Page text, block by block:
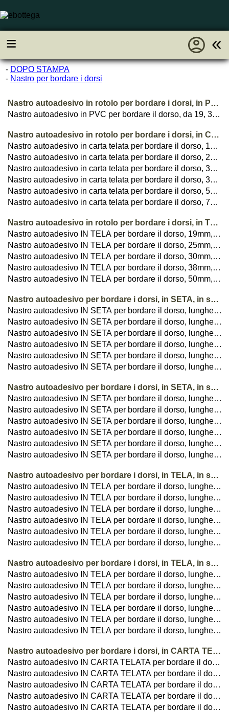
≡ «
account_circle
- DOPO STAMPA
- Nastro per bordare i dorsi
Nastro autoadesivo in rotolo per bordare i dorsi, in PVC
Nastro autoadesivo in PVC per bordare il dorso, da 19, 30, 38, 50mm, BEST PRICE
Nastro autoadesivo in rotolo per bordare i dorsi, in CARTA TELATA
Nastro autoadesivo in carta telata per bordare il dorso, 19mm, BEST PRICE
Nastro autoadesivo in carta telata per bordare il dorso, 25mm, BEST PRICE
Nastro autoadesivo in carta telata per bordare il dorso, 30mm, BEST PRICE
Nastro autoadesivo in carta telata per bordare il dorso, 38mm, BEST PRICE
Nastro autoadesivo in carta telata per bordare il dorso, 50mm, BEST PRICE
Nastro autoadesivo in carta telata per bordare il dorso, 75mm, BEST PRICE
Nastro autoadesivo in rotolo per bordare i dorsi, in TELA
Nastro autoadesivo IN TELA per bordare il dorso, 19mm, ALTA QUALITA
Nastro autoadesivo IN TELA per bordare il dorso, 25mm, ALTA QUALITA
Nastro autoadesivo IN TELA per bordare il dorso, 30mm, ALTA QUALITA
Nastro autoadesivo IN TELA per bordare il dorso, 38mm, ALTA QUALITA
Nastro autoadesivo IN TELA per bordare il dorso, 50mm, ALTA QUALITA
Nastro autoadesivo per bordare i dorsi, in SETA, in spezzoni da 34cm
Nastro autoadesivo IN SETA per bordare il dorso, lunghezza: 34cm, altezza: 19mm
Nastro autoadesivo IN SETA per bordare il dorso, lunghezza: 34cm, altezza: 25mm
Nastro autoadesivo IN SETA per bordare il dorso, lunghezza: 34cm, altezza: 30mm
Nastro autoadesivo IN SETA per bordare il dorso, lunghezza: 34cm, altezza: 38mm
Nastro autoadesivo IN SETA per bordare il dorso, lunghezza: 34cm, altezza: 50mm
Nastro autoadesivo IN SETA per bordare il dorso, lunghezza: 34cm, altezza: 75mm
Nastro autoadesivo per bordare i dorsi, in SETA, in spezzoni da 50cm
Nastro autoadesivo IN SETA per bordare il dorso, lunghezza: 50cm, altezza: 19mm
Nastro autoadesivo IN SETA per bordare il dorso, lunghezza: 50cm, altezza: 25mm
Nastro autoadesivo IN SETA per bordare il dorso, lunghezza: 50cm, altezza: 30mm
Nastro autoadesivo IN SETA per bordare il dorso, lunghezza: 50cm, altezza: 38mm
Nastro autoadesivo IN SETA per bordare il dorso, lunghezza: 50cm, altezza: 50mm
Nastro autoadesivo IN SETA per bordare il dorso, lunghezza: 50cm, altezza: 75mm
Nastro autoadesivo per bordare i dorsi, in TELA, in spezzoni da 34cm
Nastro autoadesivo IN TELA per bordare il dorso, lunghezza: 34cm, altezza: 19mm
Nastro autoadesivo IN TELA per bordare il dorso, lunghezza: 34cm, altezza: 25mm
Nastro autoadesivo IN TELA per bordare il dorso, lunghezza: 34cm, altezza: 30mm
Nastro autoadesivo IN TELA per bordare il dorso, lunghezza: 34cm, altezza: 38mm
Nastro autoadesivo IN TELA per bordare il dorso, lunghezza: 34cm, altezza: 50mm
Nastro autoadesivo IN TELA per bordare il dorso, lunghezza: 34cm, altezza: 75mm
Nastro autoadesivo per bordare i dorsi, in TELA, in spezzoni da 50cm
Nastro autoadesivo IN TELA per bordare il dorso, lunghezza: 50cm, altezza: 19mm
Nastro autoadesivo IN TELA per bordare il dorso, lunghezza: 50cm, altezza: 25mm
Nastro autoadesivo IN TELA per bordare il dorso, lunghezza: 50cm, altezza: 30mm
Nastro autoadesivo IN TELA per bordare il dorso, lunghezza: 50cm, altezza: 38mm
Nastro autoadesivo IN TELA per bordare il dorso, lunghezza: 50cm, altezza: 50mm
Nastro autoadesivo IN TELA per bordare il dorso, lunghezza: 50cm, altezza: 75mm
Nastro autoadesivo per bordare i dorsi, in CARTA TELATA, in spezzoni da 50cm
Nastro autoadesivo IN CARTA TELATA per bordare il dorso, lunghezza: 32cm, altezza: 19mm
Nastro autoadesivo IN CARTA TELATA per bordare il dorso, lunghezza: 32cm, altezza: 25mm
Nastro autoadesivo IN CARTA TELATA per bordare il dorso, lunghezza: 32cm, altezza: 30mm
Nastro autoadesivo IN CARTA TELATA per bordare il dorso, lunghezza: 32cm, altezza: 38mm
Nastro autoadesivo IN CARTA TELATA per bordare il dorso, lunghezza: 32cm, altezza: 50mm